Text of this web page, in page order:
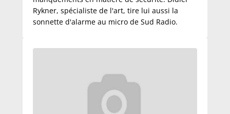
Rykner, spécialiste de l'art, tire lui aussi la
sonnette d'alarme au micro de Sud Radio.